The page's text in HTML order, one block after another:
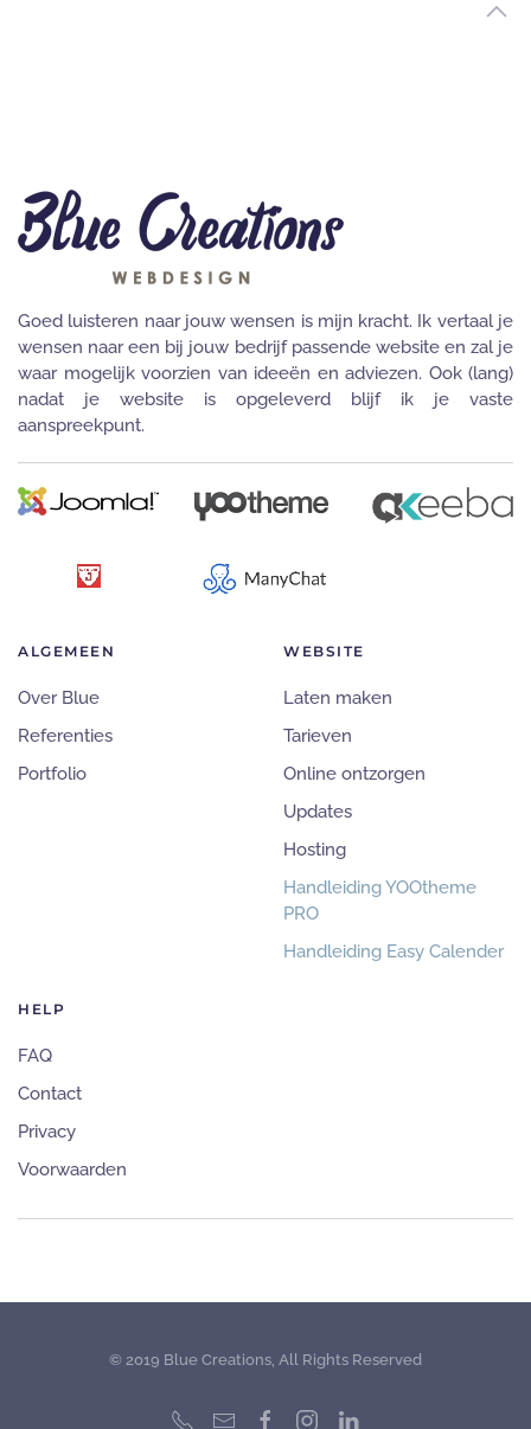
Goed luisteren naar jouw wensen is mijn kracht. Ik vertaal je
wensen naar een bij jouw bedrijf passende website en zal je
waar mogelijk voorzien van ideeën en adviezen. Ook (lang)
nadat je website is opgeleverd blijf ik je vaste
aanspreekpunt.
ALGEMEEN
Over Blue
Referenties
Portfolio
WEBSITE
Laten maken
Tarieven
Online ontzorgen
Updates
Hosting
Handleiding YOOtheme
PRO
Handleiding Easy Calender
HELP
FAQ
Contact
Privacy
Voorwaarden
© 2019 Blue Creations, All Rights Reserved